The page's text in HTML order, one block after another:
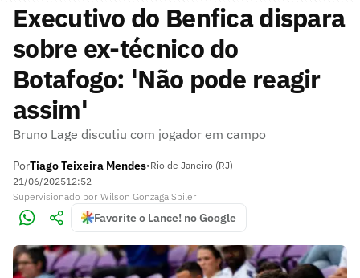
Executivo do Benfica dispara
sobre ex-técnico do
Botafogo: 'Não pode reagir
assim'
Bruno Lage discutiu com jogador em campo
PorTiago Teixeira Mendes•Rio de Janeiro (RJ)
21/06/202512:52
Supervisionado por Wilson Gonzaga Spiler
Favorite o Lance! no Google